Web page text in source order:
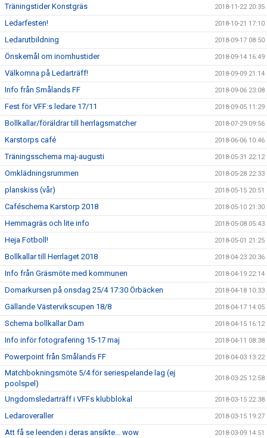
Träningstider Konstgräs 2018-11-22 20:35
Ledarfesten! 2018-10-21 17:10
Ledarutbildning 2018-09-17 08:50
Önskemål om inomhustider 2018-09-14 16:49
Välkomna på Ledarträff! 2018-09-09 21:14
Info från Smålands FF 2018-09-06 23:08
Fest för VFF:s ledare 17/11 2018-09-05 11:29
Bollkallar/föräldrar till herrlagsmatcher 2018-07-29 09:56
Karstorps café 2018-06-06 10:46
Träningsschema maj-augusti 2018-05-31 22:12
Omklädningsrummen 2018-05-28 22:33
planskiss (vår) 2018-05-15 20:51
Caféschema Karstorp 2018 2018-05-10 21:30
Hemmagräs och lite info 2018-05-08 05:43
Heja Fotboll! 2018-05-01 21:25
Bollkallar till Herrlaget 2018 2018-04-23 20:36
Info från Gräsmöte med kommunen 2018-04-19 22:14
Domarkursen på onsdag 25/4 17:30 Örbäcken 2018-04-18 10:33
Gällande Västervikscupen 18/8 2018-04-17 14:05
Schema bollkallar Dam 2018-04-15 16:12
Info inför fotografering 15-17 maj 2018-04-11 08:38
Powerpoint från Smålands FF 2018-04-03 13:22
Matchbokningsmöte 5/4 för seriespelande lag (ej
poolspel)
2018-03-25 12:58
Ungdomsledarträff i VFFs klubblokal 2018-03-15 22:38
Ledaroveraller 2018-03-15 19:27
Att få se leenden i deras ansikte... wow 2018-03-09 14:51